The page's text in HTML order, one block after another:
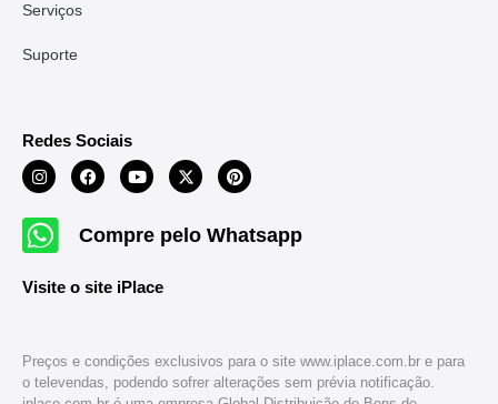
Serviços
Suporte
Redes Sociais
Compre pelo Whatsapp
Visite o site iPlace
Preços e condições exclusivos para o site www.iplace.com.br e para
o televendas, podendo sofrer alterações sem prévia notificação.